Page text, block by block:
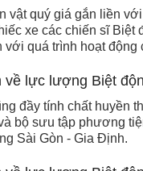
vật quý giá gắn liền
xe các chiến sĩ Biệt
quá trình hoạt
đầy tính chất huyền
bộ sưu tập phương
Sài Gòn - Gia Định.